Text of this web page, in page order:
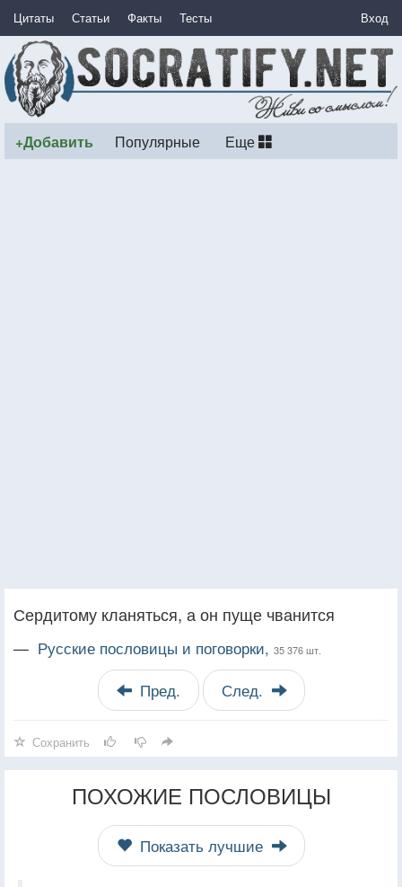
Цитаты Статьи Факты Тесты Вход
+Добавить Популярные Еще
Сердитому кланяться, а он пуще чванится
— Русские пословицы и поговорки, 35 376 шт.
Пред. След.
Сохранить
ПОХОЖИЕ ПОСЛОВИЦЫ
Показать лучшие